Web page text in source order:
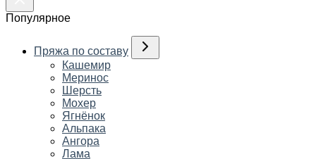
Популярное
Пряжа по составу
Кашемир
Меринос
Шерсть
Мохер
Ягнёнок
Альпака
Ангора
Лама